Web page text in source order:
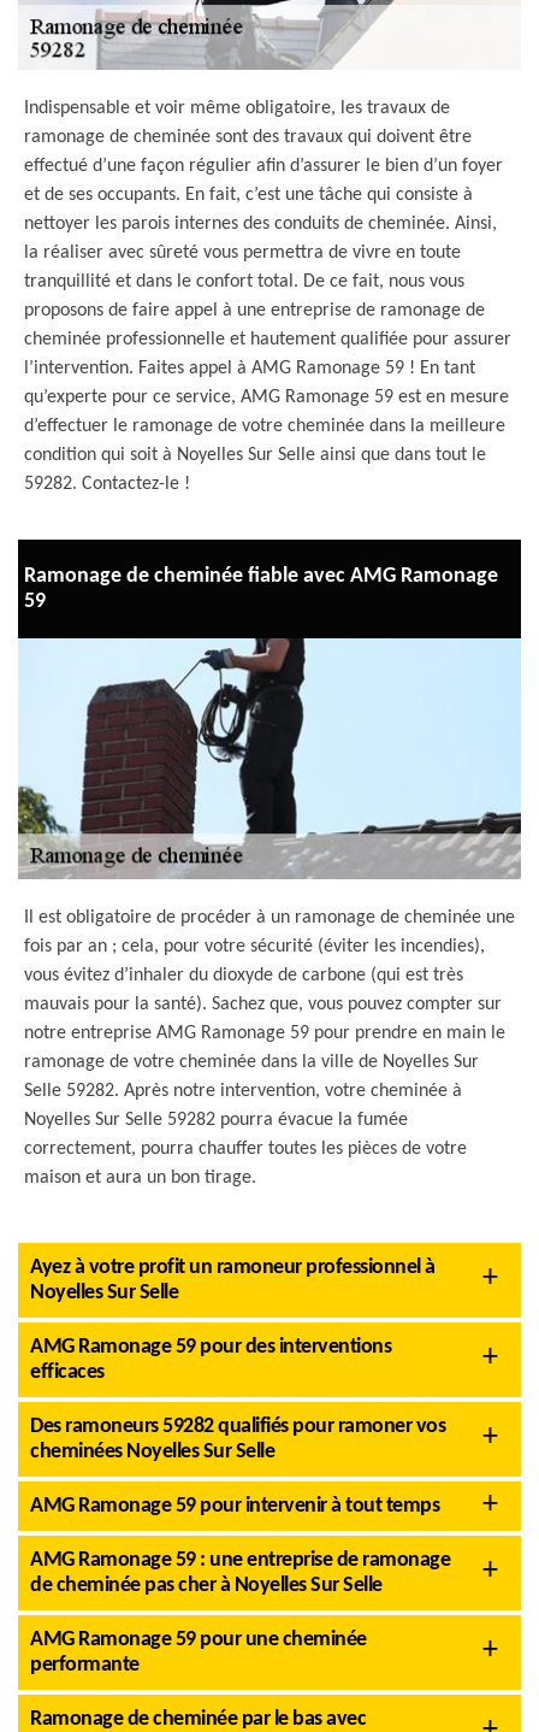
Indispensable et voir même obligatoire, les travaux de
ramonage de cheminée sont des travaux qui doivent être
effectué d’une façon régulier afin d’assurer le bien d’un foyer
et de ses occupants. En fait, c’est une tâche qui consiste à
nettoyer les parois internes des conduits de cheminée. Ainsi,
la réaliser avec sûreté vous permettra de vivre en toute
tranquillité et dans le confort total. De ce fait, nous vous
proposons de faire appel à une entreprise de ramonage de
cheminée professionnelle et hautement qualifiée pour assurer
l’intervention. Faites appel à AMG Ramonage 59 ! En tant
qu’experte pour ce service, AMG Ramonage 59 est en mesure
d’effectuer le ramonage de votre cheminée dans la meilleure
condition qui soit à Noyelles Sur Selle ainsi que dans tout le
59282. Contactez-le !
Ramonage de cheminée fiable avec AMG Ramonage
59
Il est obligatoire de procéder à un ramonage de cheminée une
fois par an ; cela, pour votre sécurité (éviter les incendies),
vous évitez d’inhaler du dioxyde de carbone (qui est très
mauvais pour la santé). Sachez que, vous pouvez compter sur
notre entreprise AMG Ramonage 59 pour prendre en main le
ramonage de votre cheminée dans la ville de Noyelles Sur
Selle 59282. Après notre intervention, votre cheminée à
Noyelles Sur Selle 59282 pourra évacue la fumée
correctement, pourra chauffer toutes les pièces de votre
maison et aura un bon tirage.
Ayez à votre profit un ramoneur professionnel à
Noyelles Sur Selle
AMG Ramonage 59 pour des interventions
efficaces
Des ramoneurs 59282 qualifiés pour ramoner vos
cheminées Noyelles Sur Selle
AMG Ramonage 59 pour intervenir à tout temps
AMG Ramonage 59 : une entreprise de ramonage
de cheminée pas cher à Noyelles Sur Selle
AMG Ramonage 59 pour une cheminée
performante
Ramonage de cheminée par le bas avec